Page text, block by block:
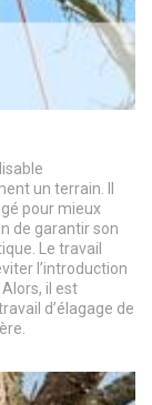
un terrain. Il
pour mieux
de garantir son
Le travail
l’introduction
il est
d’élagage de